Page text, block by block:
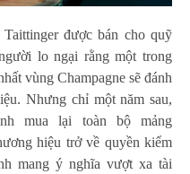
được bán cho quỹ
lo ngại rằng một trong
vùng Champagne sẽ đánh
Nhưng chỉ một năm sau,
mua lại toàn bộ mảng
hiệu trở về quyền kiểm
mang ý nghĩa vượt xa tài